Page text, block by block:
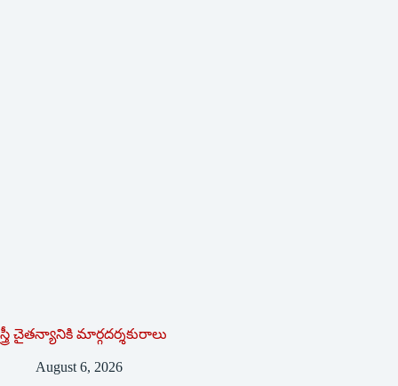
స్త్రీ చైతన్యానికి మార్గదర్శకురాలు
August 6, 2026